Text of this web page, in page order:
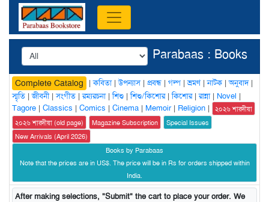
Parabaas : Books
Complete Catalog |কবিতা|উপন্যাস| প্রবন্ধ | গল্প |ভ্রমণ|নাটক |অনুবাদ|
স্মৃতি |জীবনী|সংগীত |রম্যরচনা|শিশু |শিশু/কিশোর|কিশোর|রান্না| Novel |
Tagore | Classics | Comics | Cinema | Memoir| Religion |
২০২৬ শারদীয়া
২০২৬ শারদীয়া (old page)
Magazine Subscription
Special Issues
New Arrivals (April 2026)
Books by Parabaas
Note that the prices are in US$. The price will be in Rs for orders shipped within
India.
After making selections, "Submit" the cart to place your order. We